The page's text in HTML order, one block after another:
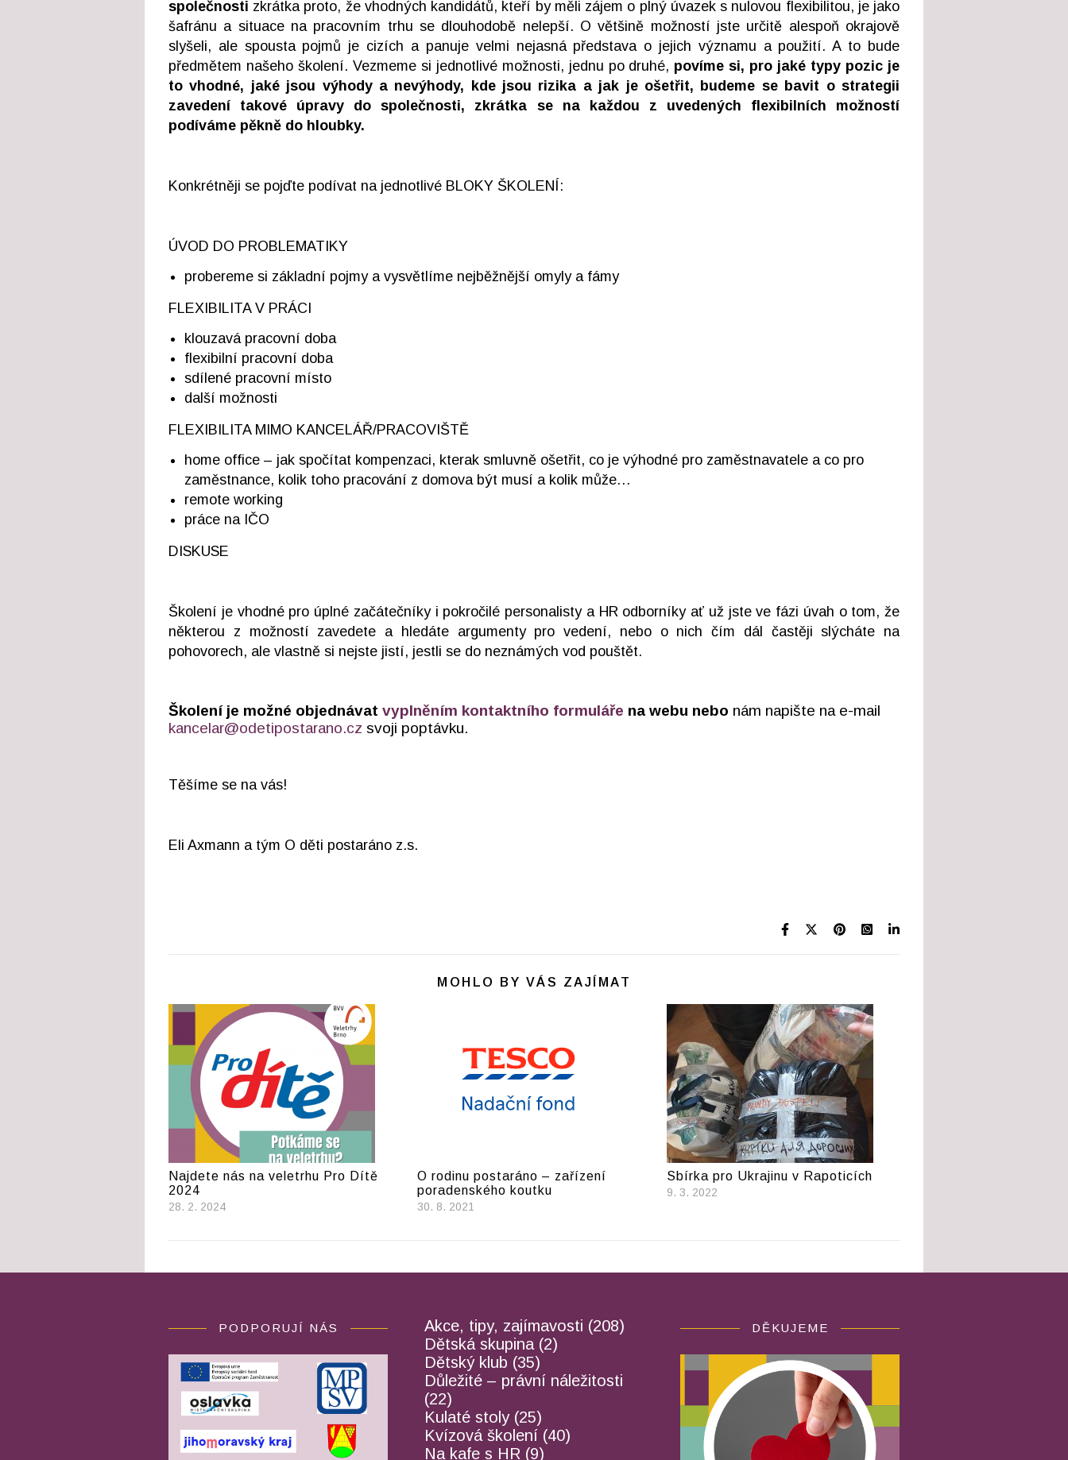
společnosti zkrátka proto, že vhodných kandidátů, kteří by měli zájem o plný úvazek s nulovou flexibilitou, je jako
šafránu a situace na pracovním trhu se dlouhodobě nelepší. O většině možností jste určitě alespoň okrajově
slyšeli, ale spousta pojmů je cizích a panuje velmi nejasná představa o jejich významu a použití. A to bude
předmětem našeho školení. Vezmeme si jednotlivé možnosti, jednu po druhé, povíme si, pro jaké typy pozic je
to vhodné, jaké jsou výhody a nevýhody, kde jsou rizika a jak je ošetřit, budeme se bavit o strategii
zavedení takové úpravy do společnosti, zkrátka se na každou z uvedených flexibilních možností
podíváme pěkně do hloubky.
Konkrétněji se pojďte podívat na jednotlivé BLOKY ŠKOLENÍ:
ÚVOD DO PROBLEMATIKY
probereme si základní pojmy a vysvětlíme nejběžnější omyly a fámy
FLEXIBILITA V PRÁCI
klouzavá pracovní doba
flexibilní pracovní doba
sdílené pracovní místo
další možnosti
FLEXIBILITA MIMO KANCELÁŘ/PRACOVIŠTĚ
home office – jak spočítat kompenzaci, kterak smluvně ošetřit, co je výhodné pro zaměstnavatele a co pro
zaměstnance, kolik toho pracování z domova být musí a kolik může…
remote working
práce na IČO
DISKUSE
Školení je vhodné pro úplné začátečníky i pokročilé personalisty a HR odborníky ať už jste ve fázi úvah o tom, že
některou z možností zavedete a hledáte argumenty pro vedení, nebo o nich čím dál častěji slýcháte na
pohovorech, ale vlastně si nejste jistí, jestli se do neznámých vod pouštět.
Školení je možné objednávat vyplněním kontaktního formuláře na webu nebo nám napište na e-mail
kancelar@odetipostarano.cz svoji poptávku.
Těšíme se na vás!
Eli Axmann a tým O děti postaráno z.s.
MOHLO BY VÁS ZAJÍMAT
Najdete nás na veletrhu Pro Dítě
2024
28. 2. 2024
O rodinu postaráno – zařízení
poradenského koutku
30. 8. 2021
Sbírka pro Ukrajinu v Rapoticích
9. 3. 2022
PODPORUJÍ NÁS Akce, tipy, zajímavosti (208)
Dětská skupina(2)
Dětský klub (35)
Důležité – právní náležitosti
(22)
Kulaté stoly(25)
Kvízová školení (40)
Na kafe s HR (9)
DĚKUJEME